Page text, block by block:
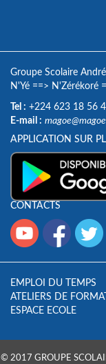
Groupe Scolaire
N'Yé ==> N'Zérékoré
Tel : +224 623 18 56
E-mail :
APPLICATION SUR
CONTACTS
EMPLOI DU TEMPS
ATELIERS DE
ESPACE ECOLE
© 2017 GROUPE